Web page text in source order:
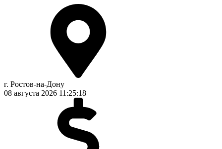
г. Ростов-на-Дону
08 августа 2026 11:25:19